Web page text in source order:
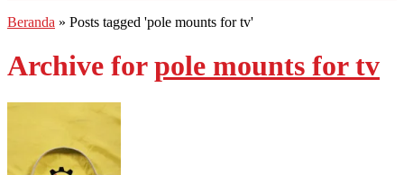
Beranda » Posts tagged 'pole mounts for tv'
Archive forpole mounts for tv